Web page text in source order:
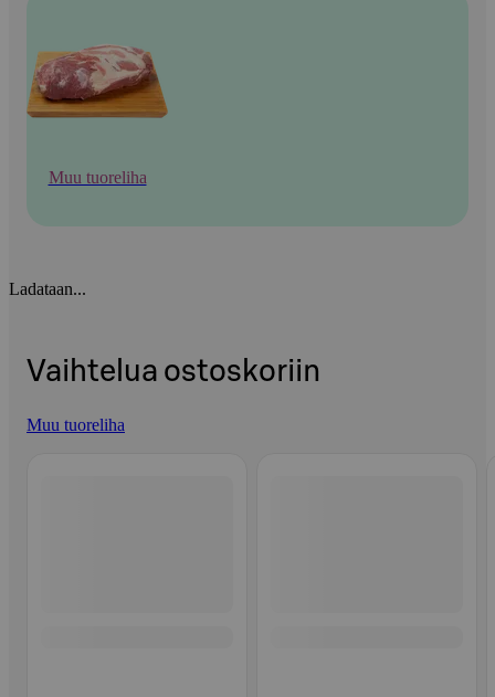
Muu tuoreliha
Ladataan...
Vaihtelua ostoskoriin
Muu tuoreliha